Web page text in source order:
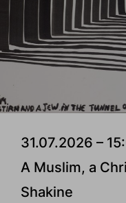
31.07.2026 –
A Muslim, a
Shakine